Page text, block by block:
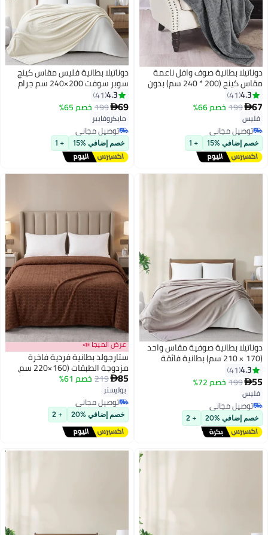
3
دوناتيلا بطانية صوف وافل ناعمة
مقاس كينج (200 * 240 سم) بدون
سقيفة ، بدون بيلينغ قطيفة مريحة
رمي 300 جرام لكل متر مربع بطانية
خفيفة الوزن للسرير والأريكة
والكرسي والأريكة والتخييم ، ينجي
4.3
41
67
199 خصم 66%
فليس
توصيل مجاني
توصيل مجاني
خصم إضافي %15 + 1
3
دوناتيلا بطانية فليس مقاس كينج
سوبر سوفت 200×240 سم جرام
للمنزل والتخييم
4.3
41
69
199 خصم 65%
مايكروفايبر
توصيل مجاني
توصيل مجاني
خصم إضافي %15 + 1
16
دوناتيلا بطانية صوفية مقاس واحد
(170 × 210 سم) بطانية فائقة
مربع، أفضل أغطية قطيفة خفيفة
الوزن ودافئة للسرير والأريكة
والأريكة والتخييم.
4.3
41
55
199 خصم 72%
فليس
توصيل مجاني
توصيل مجاني
خصم إضافي %20 + 2
9
عرض الميجا 📣
ستارجولد بطانية فردية فاخرة
مزدوجة الطبقات (160×220 سم،
وزن 2 كجم) فائقة النعومة لراحة
مثالية في الشتاء، مثالية لسرير
فردي، وتتميز بملمس الفلانيل
الدافئ
85
219 خصم 61%
بوليستر
توصيل مجاني
توصيل مجاني
خصم إضافي %20 + 2